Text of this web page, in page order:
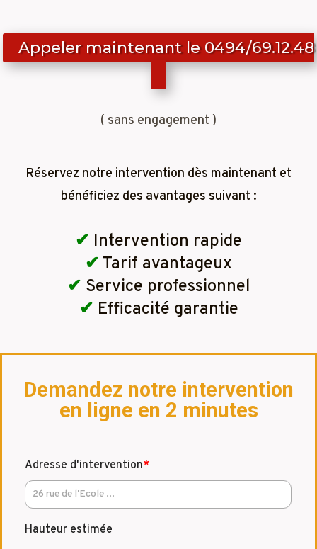
Appeler maintenant le 0494/69.12.48
( sans engagement )
Réservez notre intervention dès maintenant et
bénéficiez des avantages suivant :
✔ Intervention rapide
✔ Tarif avantageux
✔ Service professionnel
✔ Efficacité garantie
Demandez notre intervention
en ligne en 2 minutes
Adresse d'intervention*
Hauteur estimée